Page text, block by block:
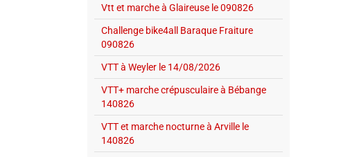
Vtt et marche à Glaireuse le 090826
Challenge bike4all Baraque Fraiture
090826
VTT à Weyler le 14/08/2026
VTT+ marche crépusculaire à Bébange
140826
VTT et marche nocturne à Arville le
140826